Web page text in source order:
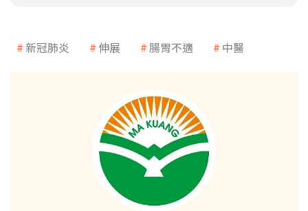
新冠肺炎 伸展 腸胃不適 中醫